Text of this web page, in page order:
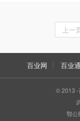
上一
百业网 百业通
© 2013 -
鄂公